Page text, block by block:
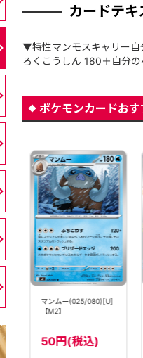
カードテキ
▼特性マンモスキャリー自
ろくこうしん 180＋自分
ポケモンカードおす
マンムー(025/080)[U]
【M2】
50円(税込)